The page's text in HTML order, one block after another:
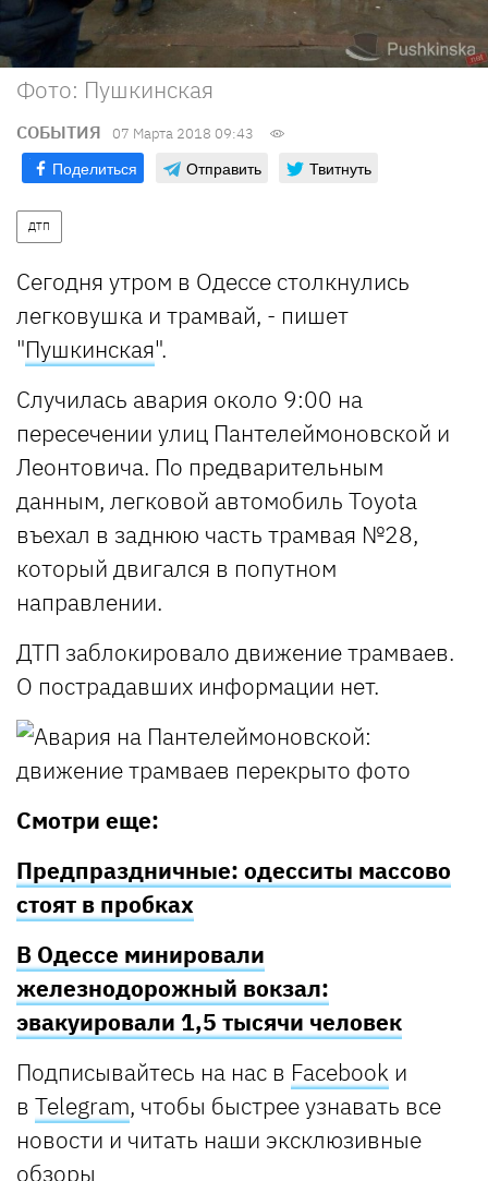
Фото: Пушкинская
СОБЫТИЯ 07 Марта 2018 09:43
Поделиться Отправить Твитнуть
ДТП
Сегодня утром в Одессе столкнулись
легковушка и трамвай, - пишет
"Пушкинская".
Случилась авария около 9:00 на
пересечении улиц Пантелеймоновской и
Леонтовича. По предварительным
данным, легковой автомобиль Toyota
въехал в заднюю часть трамвая №28,
который двигался в попутном
направлении.
ДТП заблокировало движение трамваев.
О пострадавших информации нет.
Смотри еще:
Предпраздничные: одесситы массово
стоят в пробках
В Одессе минировали
железнодорожный вокзал:
эвакуировали 1,5 тысячи человек
Подписывайтесь на нас в Facebook и
в Telegram, чтобы быстрее узнавать все
новости и читать наши эксклюзивные
обзоры